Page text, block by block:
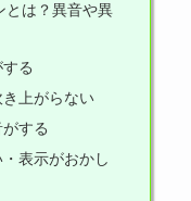
とは？異音や異
る
上がらない
する
表示がおかし